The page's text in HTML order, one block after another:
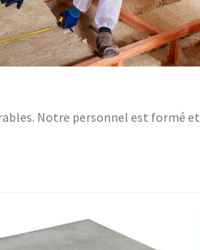
Notre personnel est formé et